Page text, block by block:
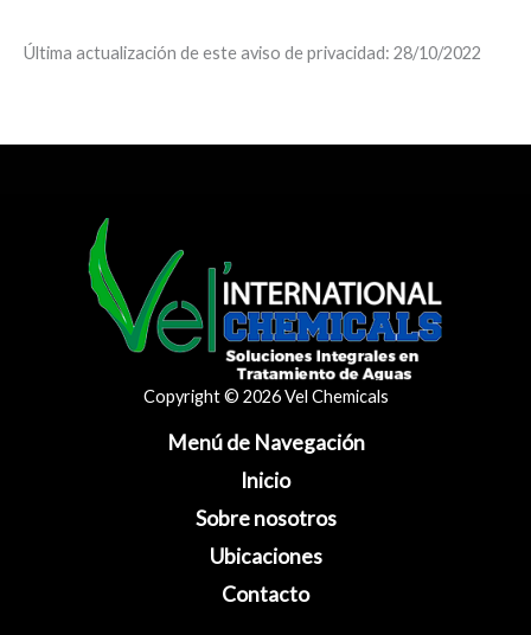
Última actualización de este aviso de privacidad: 28/10/2022
Copyright © 2026 Vel Chemicals
Menú de Navegación
Inicio
Sobre nosotros
Ubicaciones
Contacto